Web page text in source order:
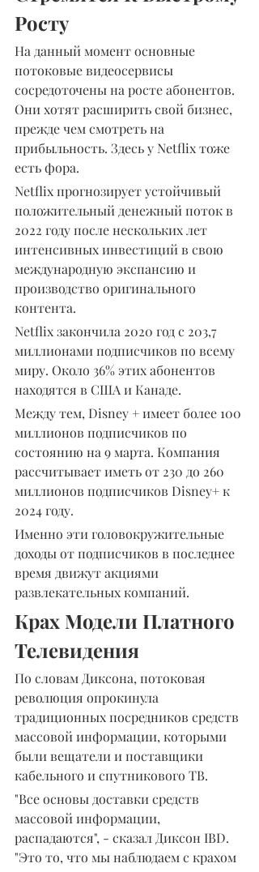
Росту
На данный момент основные
потоковые видеосервисы
сосредоточены на росте абонентов.
Они хотят расширить свой бизнес,
прежде чем смотреть на
прибыльность. Здесь у Netflix тоже
есть фора.
Netflix прогнозирует устойчивый
положительный денежный поток в
2022 году после нескольких лет
интенсивных инвестиций в свою
международную экспансию и
производство оригинального
контента.
Netflix закончила 2020 год с 203,7
миллионами подписчиков по всему
миру. Около 36% этих абонентов
находятся в США и Канаде.
Между тем, Disney + имеет более 100
миллионов подписчиков по
состоянию на 9 марта. Компания
рассчитывает иметь от 230 до 260
миллионов подписчиков Disney+ к
2024 году.
Именно эти головокружительные
доходы от подписчиков в последнее
время движут акциями
развлекательных компаний.
Крах Модели Платного
Телевидения
По словам Диксона, потоковая
революция опрокинула
традиционных посредников средств
массовой информации, которыми
были вещатели и поставщики
кабельного и спутникового ТВ.
"Все основы доставки средств
массовой информации,
распадаются", - сказал Диксон IBD.
"Это то, что мы наблюдаем с крахом